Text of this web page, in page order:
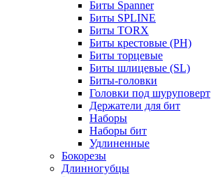
Биты Spanner
Биты SPLINE
Биты TORX
Биты крестовые (PH)
Биты торцевые
Биты шлицевые (SL)
Биты-головки
Головки под шуруповерт
Держатели для бит
Наборы
Наборы бит
Удлиненные
Бокорезы
Длинногубцы